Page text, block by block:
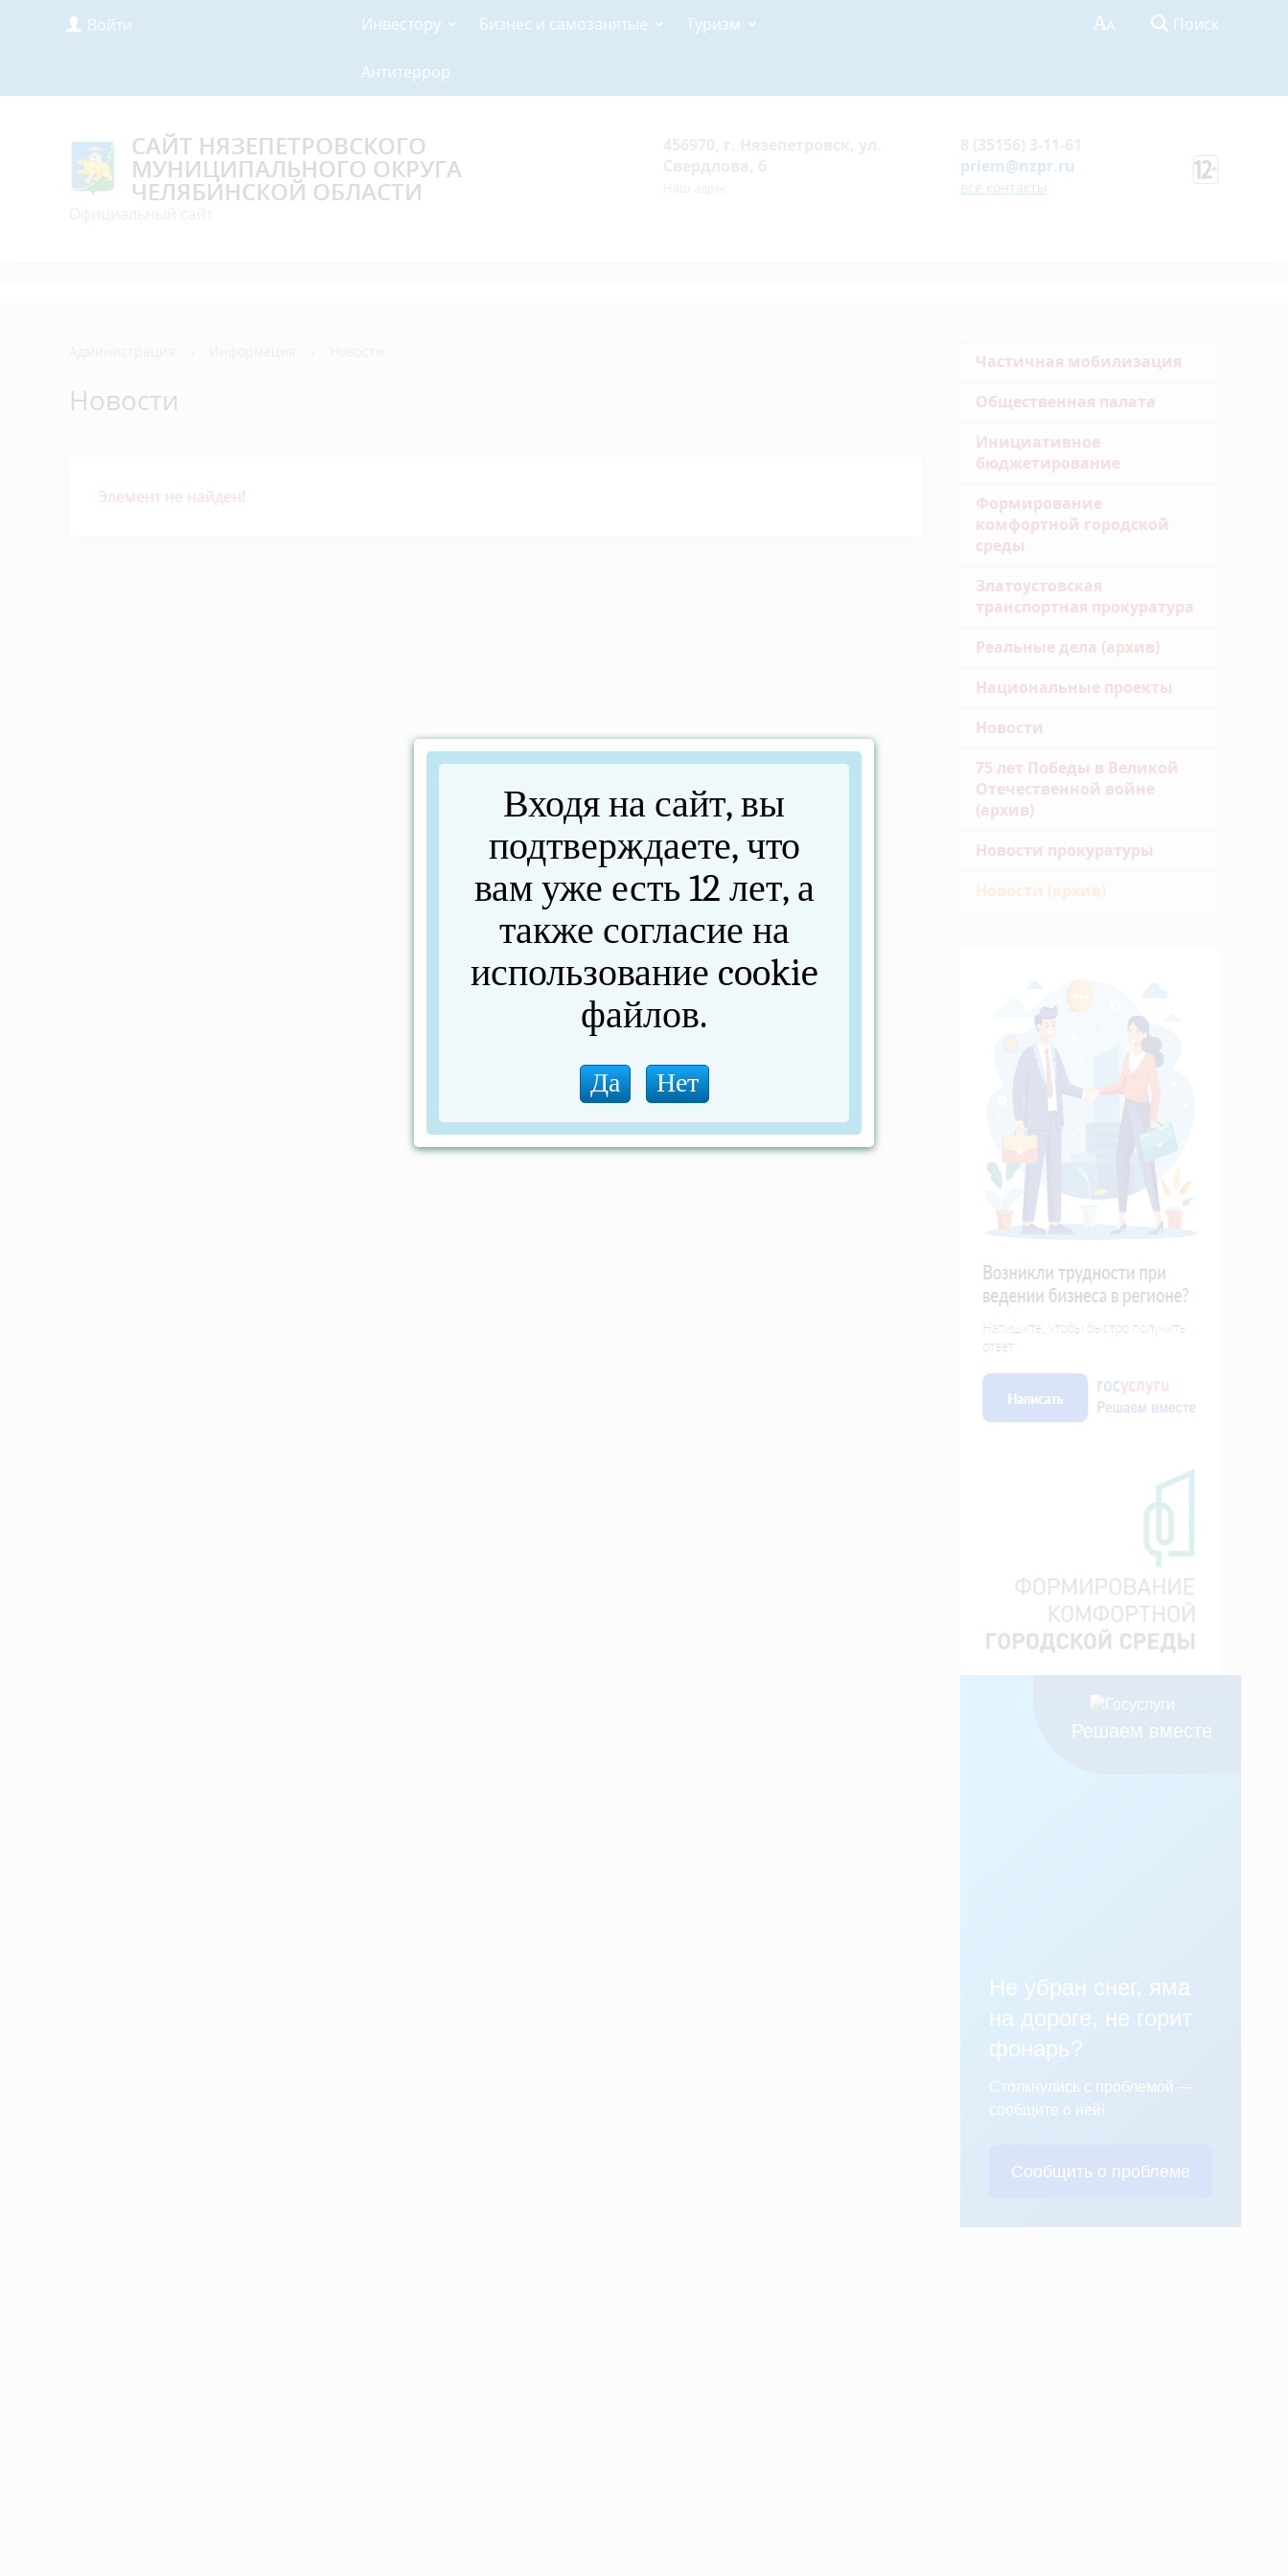
Войти Инвестору Бизнес и самозанятые Туризм
Антитеррор
Поиск
САЙТ НЯЗЕПЕТРОВСКОГО
МУНИЦИПАЛЬНОГО ОКРУГА
ЧЕЛЯБИНСКОЙ ОБЛАСТИ
priem@nzpr.ru
все контакты
Новости
Элемент не найден!
Частичная мобилизация
Общественная палата
Инициативное
бюджетирование
Формирование
комфортной городской
среды
Златоустовская
транспортная прокуратура
Реальные дела (архив)
Национальные проекты
Новости
75 лет Победы в Великой
Отечественной войне
(архив)
Новости прокуратуры
Новости (архив)
Решаем вместе
Не убран снег, яма
на дороге, не горит
фонарь?
Столкнулись с проблемой —
сообщите о ней!
Сообщить о проблеме
Входя на сайт, вы
подтверждаете, что
вам уже есть 12 лет, а
также согласие на
использование cookie
файлов.